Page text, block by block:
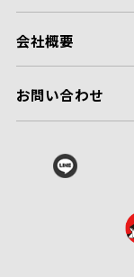
会社概要
お問い合わせ